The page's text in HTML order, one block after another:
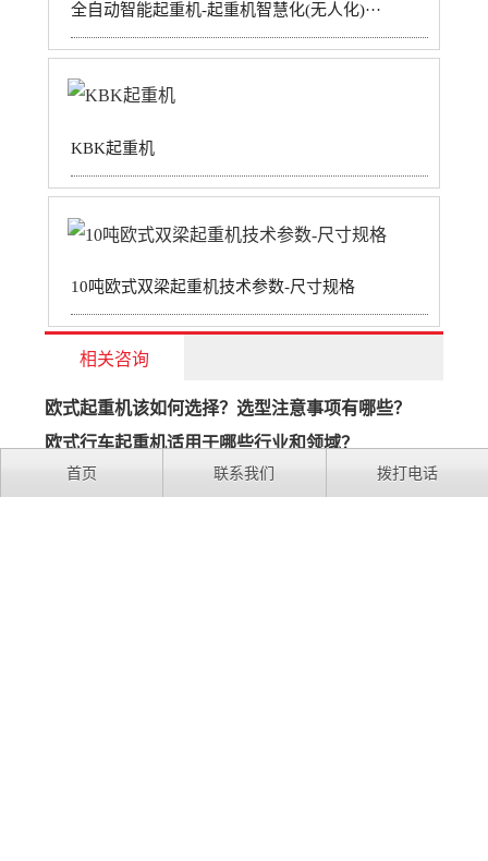
全自动智能起重机-起重机智慧化(无人化)···
KBK起重机
10吨欧式双梁起重机技术参数-尺寸规格
相关咨询
欧式起重机该如何选择？选型注意事项有哪些？
欧式行车起重机适用于哪些行业和领域？
欧式行车起重机是什么？与标准行车有什么区别？
首页 联系我们 拨打电话